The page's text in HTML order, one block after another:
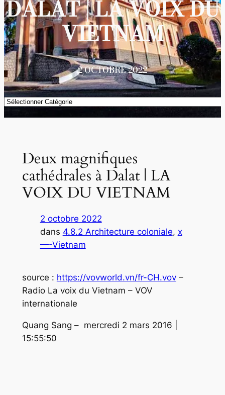
DALAT | LA VOIX DU
VIETNAM
2 OCTOBRE 2022
Catégories
Deux magnifiques
cathédrales à Dalat | LA
VOIX DU VIETNAM
2 octobre 2022
dans 4.8.2 Architecture coloniale, x
—-Vietnam
source : https://vovworld.vn/fr-CH.vov–
Radio La voix du Vietnam – VOV
internationale
Quang Sang – mercredi 2 mars 2016 |
15:55:50